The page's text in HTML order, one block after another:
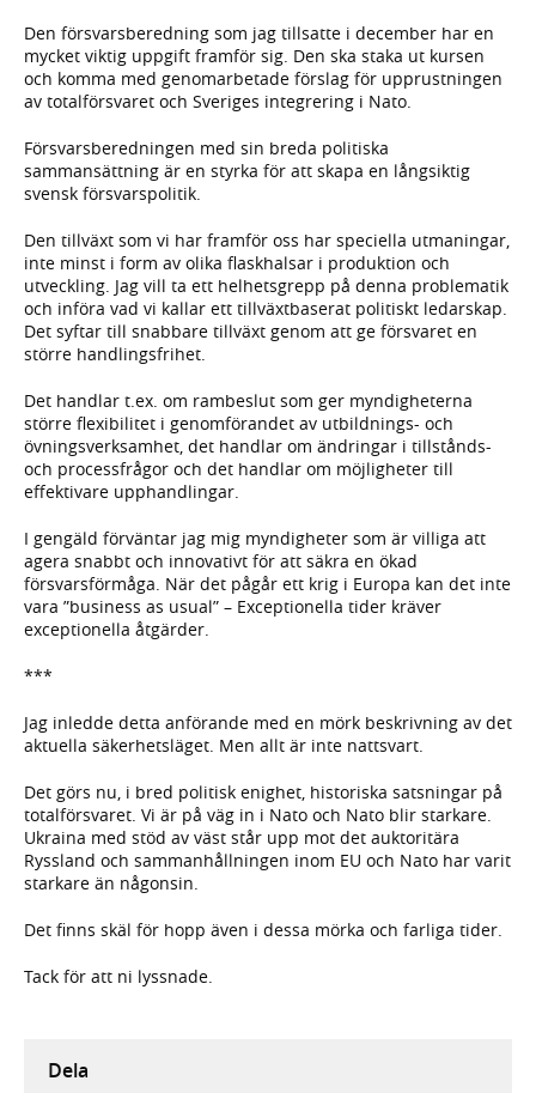
Den försvarsberedning som jag tillsatte i december har en
mycket viktig uppgift framför sig. Den ska staka ut kursen
och komma med genomarbetade förslag för upprustningen
av totalförsvaret och Sveriges integrering i Nato.
Försvarsberedningen med sin breda politiska
sammansättning är en styrka för att skapa en långsiktig
svensk försvarspolitik.
Den tillväxt som vi har framför oss har speciella utmaningar,
inte minst i form av olika flaskhalsar i produktion och
utveckling. Jag vill ta ett helhetsgrepp på denna problematik
och införa vad vi kallar ett tillväxtbaserat politiskt ledarskap.
Det syftar till snabbare tillväxt genom att ge försvaret en
större handlingsfrihet.
Det handlar t.ex. om rambeslut som ger myndigheterna
större flexibilitet i genomförandet av utbildnings- och
övningsverksamhet, det handlar om ändringar i tillstånds-
och processfrågor och det handlar om möjligheter till
effektivare upphandlingar.
I gengäld förväntar jag mig myndigheter som är villiga att
agera snabbt och innovativt för att säkra en ökad
försvarsförmåga. När det pågår ett krig i Europa kan det inte
vara ”business as usual” – Exceptionella tider kräver
exceptionella åtgärder.
***
Jag inledde detta anförande med en mörk beskrivning av det
aktuella säkerhetsläget. Men allt är inte nattsvart.
Det görs nu, i bred politisk enighet, historiska satsningar på
totalförsvaret. Vi är på väg in i Nato och Nato blir starkare.
Ukraina med stöd av väst står upp mot det auktoritära
Ryssland och sammanhållningen inom EU och Nato har varit
starkare än någonsin.
Det finns skäl för hopp även i dessa mörka och farliga tider.
Tack för att ni lyssnade.
Dela